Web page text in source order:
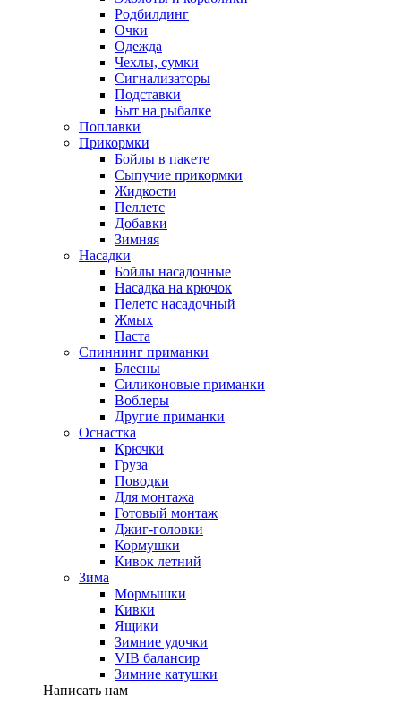
Родбилдинг
Очки
Одежда
Чехлы, сумки
Сигнализаторы
Подставки
Быт на рыбалке
Поплавки
Прикормки
Бойлы в пакете
Сыпучие прикормки
Жидкости
Пеллетс
Добавки
Зимняя
Насадки
Бойлы насадочные
Насадка на крючок
Пелетс насадочный
Жмых
Паста
Спиннинг приманки
Блесны
Силиконовые приманки
Воблеры
Другие приманки
Оснастка
Крючки
Груза
Поводки
Для монтажа
Готовый монтаж
Джиг-головки
Кормушки
Кивок летний
Зима
Мормышки
Кивки
Ящики
Зимние удочки
VIB балансир
Зимние катушки
Написать нам